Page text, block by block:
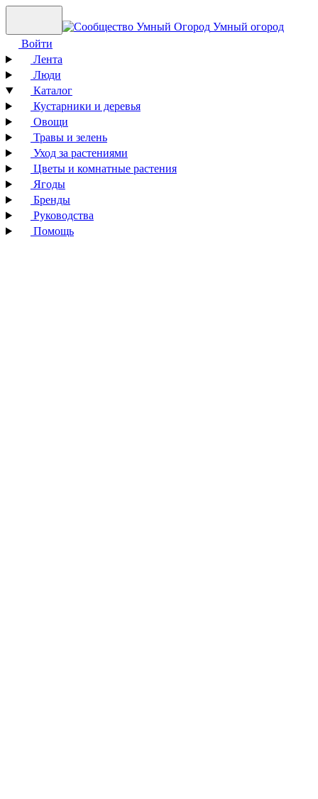
Умный огород
Войти
Лента
Люди
Каталог
Кустарники и деревья
Овощи
Травы и зелень
Уход за растениями
Цветы и комнатные растения
Ягоды
Бренды
Руководства
Помощь